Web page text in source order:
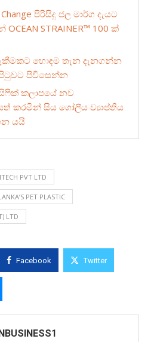
පිරිසිදු ජල මාර්ග දැයට
STRAINER™ 100 ක්
හොඳම තැන දැනගන්න
පිටුවට පිවිසෙන්න
කලාපයේ නව
කරමින් සිය ගෝලීය ව්‍යාප්තිය
යයි
PVT LTD
PET PLASTIC
LTD
Facebook Twitter